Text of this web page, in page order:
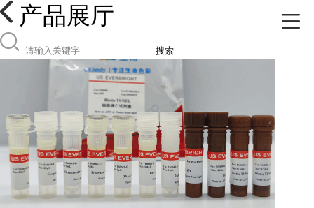
产品展厅
搜索